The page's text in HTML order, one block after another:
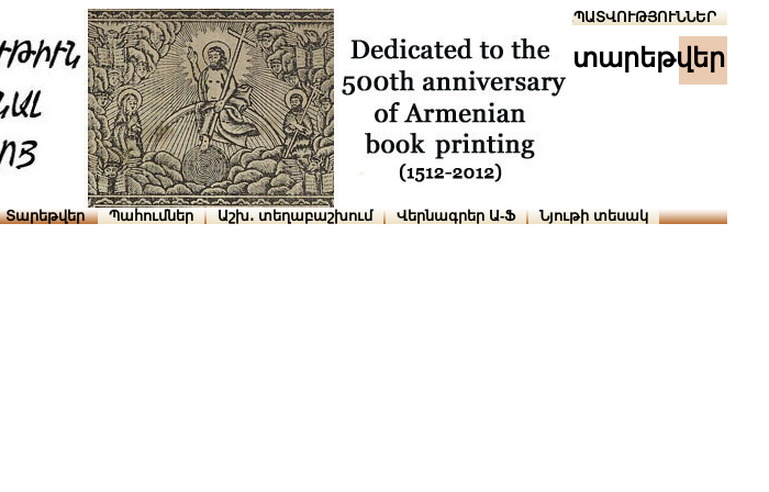
ՆԱԽԱՊԱՏՎՈՒԹՅՈՒՆՆԵՐ
տարեթվեր
Տարեթվեր Պահումներ Աշխ․ տեղաբաշխում Վերնագրեր Ա-Ֆ Նյութի տեսակ